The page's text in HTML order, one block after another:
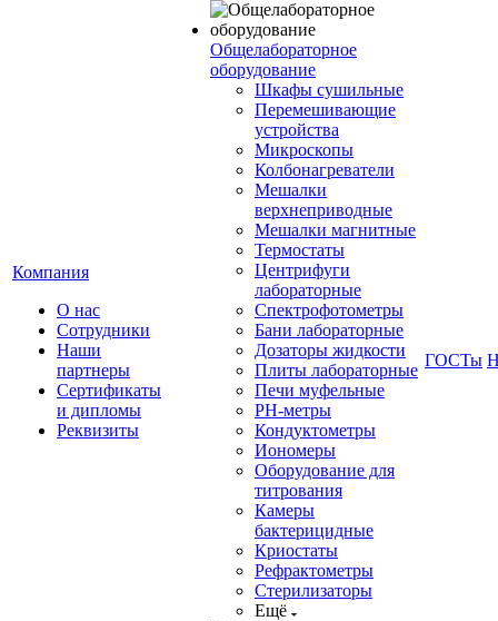
Компания
О нас
Сотрудники
Наши
партнеры
Сертификаты
и дипломы
Реквизиты
Общелабораторное
оборудование
Шкафы сушильные
Перемешивающие
устройства
Микроскопы
Колбонагреватели
Мешалки
верхнеприводные
Мешалки магнитные
Термостаты
Центрифуги
лабораторные
Спектрофотометры
Бани лабораторные
Дозаторы жидкости
Плиты лабораторные
Печи муфельные
РН-метры
Кондуктометры
Иономеры
Оборудование для
титрования
Камеры
бактерицидные
Криостаты
Рефрактометры
Стерилизаторы
Ещё
ГОСТы